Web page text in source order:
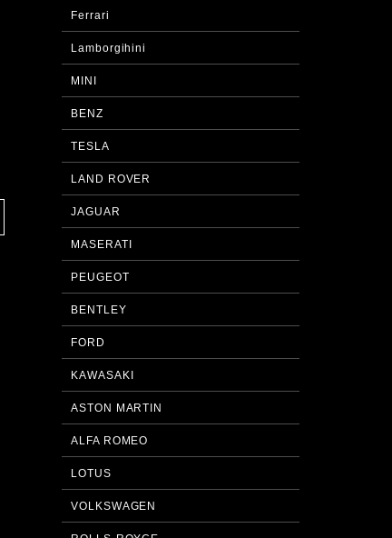
Ferrari
Lamborgihini
MINI
BENZ
TESLA
LAND ROVER
JAGUAR
MASERATI
PEUGEOT
BENTLEY
FORD
KAWASAKI
ASTON MARTIN
ALFA ROMEO
LOTUS
VOLKSWAGEN